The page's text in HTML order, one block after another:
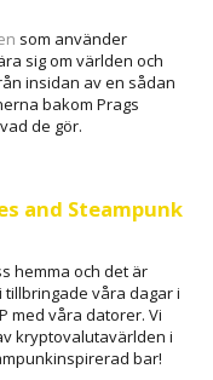
som använder
sig om världen och
insidan av en sådan
bakom Prags
de gör.
and Steampunk
hemma och det är
tillbringade våra dagar i
med våra datorer. Vi
kryptovalutavärlden i
bar!